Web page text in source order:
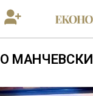
МАНЧЕВСКИ